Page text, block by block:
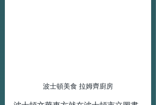
波士頓美食 拉姆齊廚房